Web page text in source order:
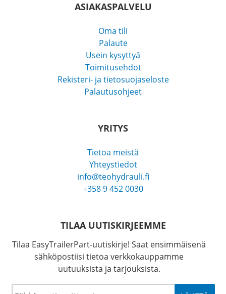
ASIAKASPALVELU
Oma tili
Palaute
Usein kysyttyä
Toimitusehdot
Rekisteri- ja tietosuojaseloste
Palautusohjeet
YRITYS
Tietoa meistä
Yhteystiedot
info@teohydrauli.fi
+358 9 452 0030
TILAA UUTISKIRJEEMME
Tilaa EasyTrailerPart-uutiskirje! Saat ensimmäisenä
sähköpostiisi tietoa verkkokauppamme
uutuuksista ja tarjouksista.